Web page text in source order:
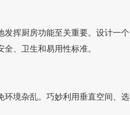
厨房功能至关重要。设计一个
、卫生和易用性标准。
免环境杂乱。巧妙利用垂直空间、选